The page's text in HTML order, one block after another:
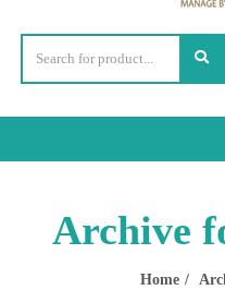
Archive
Home